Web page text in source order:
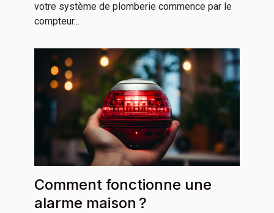
votre système de plomberie commence par le
compteur...
Comment fonctionne une
alarme maison ?